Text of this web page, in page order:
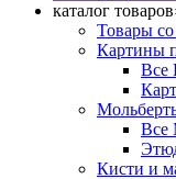
каталог товаров
Товары
Картины
Все
Все
Кисти и